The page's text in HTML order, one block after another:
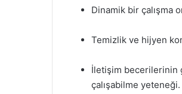
Dinamik bir çalışma
Temizlik ve hijyen
İletişim becerilerinin
çalışabilme yeteneği.